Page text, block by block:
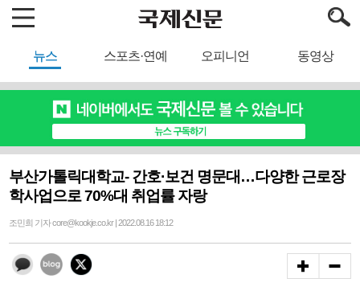
뉴스 스포츠·연예 오피니언 동영상
부산가톨릭대학교- 간호·보건 명문대…다양한 근로장
학사업으로 70%대 취업률 자랑
조민희 기자 core@kookje.co.kr | 2022.08.16 18:12